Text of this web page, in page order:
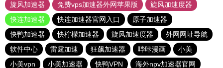
旋风加速器
免费vps加速器外网苹果版
旋风加速度器
快连加速器
快连加速器官网入口
原子加速器
快鸭加速器
快柠檬加速器 旋风加速度器
外网网址导航
软件中心
雷霆加速 狂飙加速器 哔咔漫画
小美
小美vpn
小美加速器 快鸭VPN 海外npv加速器官网